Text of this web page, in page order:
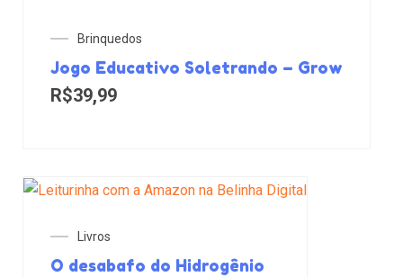
Brinquedos
Jogo Educativo Soletrando – Grow
R$39,99
Livros
O desabafo do Hidrogênio